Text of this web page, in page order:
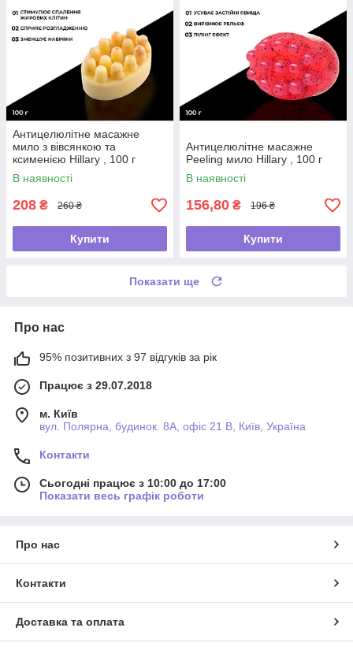
Антицелюлітне масажне
мило з вівсянкою та
ксименією Hillary , 100 г
В наявності
208 ₴ 260 ₴
Купити
Антицелюлітне масажне
Peeling мило Hillary , 100 г
В наявності
156,80 ₴ 196 ₴
Купити
Показати ще
Про нас
95% позитивних з 97 відгуків за рік
Працює з 29.07.2018
м. Київ
вул. Полярна, будинок. 8А, офіс 21 В, Київ, Україна
Контакти
Сьогодні працює з 10:00 до 17:00
Показати весь графік роботи
Про нас
Контакти
Доставка та оплата